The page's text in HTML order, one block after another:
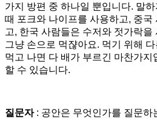
가지 방편 중 하나일 뿐입니다. 말
때 포크와 나이프를 사용하고, 중
고, 한국 사람들은 수저와 젓가락을
그냥 손으로 먹쟎아요. 먹기 위해
먹고 나면 다 배가 부르긴 마찬가
할 수 있습니다.
질문자: 공안은 무엇인가를 질문하